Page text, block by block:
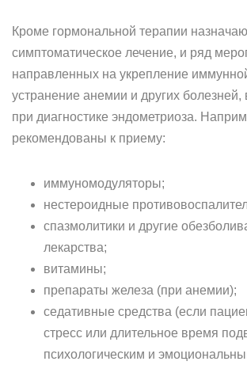
Кроме гормональной терапии
симптоматическое лечение, и ряд
направленных на укрепление
устранение анемии и других
при диагностике эндометриоза.
рекомендованы к приему:
иммуномодуляторы;
нестероидные
спазмолитики и другие
лекарства;
витамины;
препараты железа (при анемии);
седативные средства (если
стресс или длительное время
психологическим и